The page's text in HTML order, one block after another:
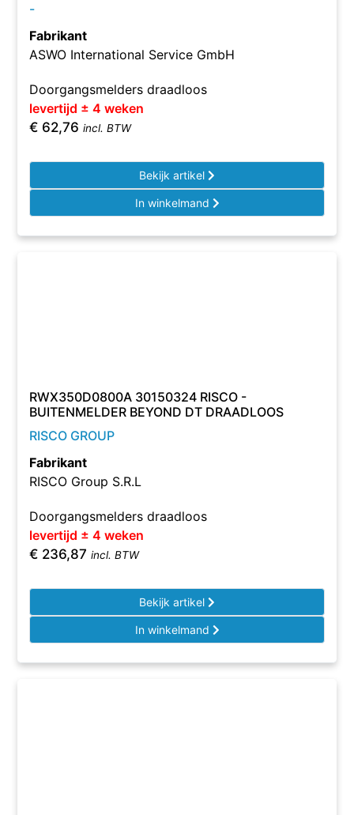
-
Fabrikant
ASWO International Service GmbH
Doorgangsmelders draadloos
levertijd ± 4 weken
€ 62,76 incl. BTW
Bekijk artikel
In winkelmand
RWX350D0800A 30150324 RISCO -
BUITENMELDER BEYOND DT DRAADLOOS
RISCO GROUP
Fabrikant
RISCO Group S.R.L
Doorgangsmelders draadloos
levertijd ± 4 weken
€ 236,87 incl. BTW
Bekijk artikel
In winkelmand